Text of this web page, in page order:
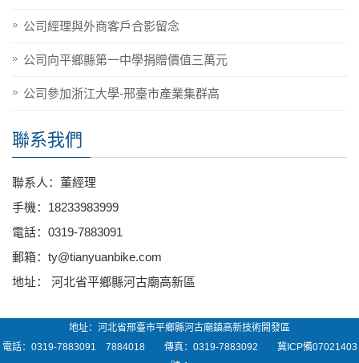
公司經理與外商客戶合影留念
公司向平鄉縣第一中學捐贈價值三萬元
公司參加浙江大學-邢臺市產業集群高
聯系我們
聯系人：董經理
手機：18233983999
電話：0319-7883091
郵箱：ty@tianyuanbike.com
地址： 河北省平鄉縣河古廟高新區
地址：河北省邢臺市平鄉縣河古廟鎮高新技術開發區
電話：0319-7883091 7884018 傳真：0319-7883092 冀ICP備07021403